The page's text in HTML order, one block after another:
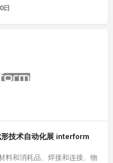
难逢的顶峰商机。
日
技术自动化展 interform
料和消耗品、焊接和连接、物